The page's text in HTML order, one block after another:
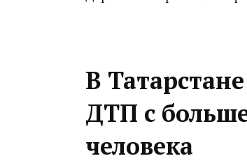
В
ДТП с
человека